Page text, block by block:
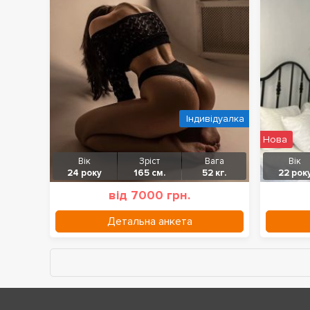
Вік
24 року
Зріст
165 см.
Вага
52 кг.
від 7000 грн.
Детальна анкета
Індивідуалка
Вік
22
Нова